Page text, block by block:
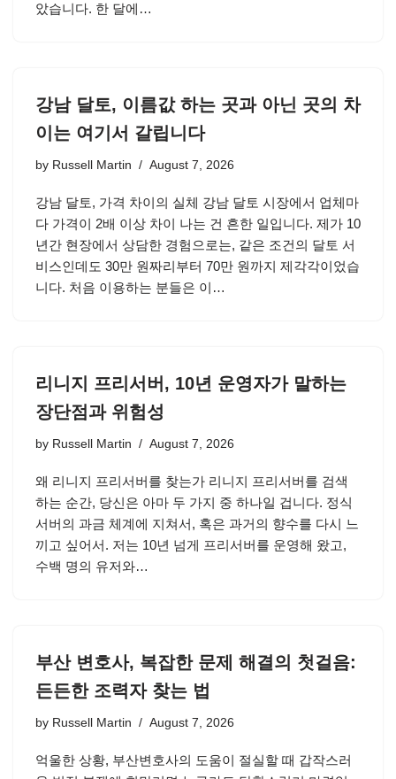
았습니다. 한 달에…
강남 달토, 이름값 하는 곳과 아닌 곳의 차
이는 여기서 갈립니다
by Russell Martin August 7, 2026
강남 달토, 가격 차이의 실체 강남 달토 시장에서 업체마
다 가격이 2배 이상 차이 나는 건 흔한 일입니다. 제가 10
년간 현장에서 상담한 경험으로는, 같은 조건의 달토 서
비스인데도 30만 원짜리부터 70만 원까지 제각각이었습
니다. 처음 이용하는 분들은 이…
리니지 프리서버, 10년 운영자가 말하는
장단점과 위험성
by Russell Martin August 7, 2026
왜 리니지 프리서버를 찾는가 리니지 프리서버를 검색
하는 순간, 당신은 아마 두 가지 중 하나일 겁니다. 정식
서버의 과금 체계에 지쳐서, 혹은 과거의 향수를 다시 느
끼고 싶어서. 저는 10년 넘게 프리서버를 운영해 왔고,
수백 명의 유저와…
부산 변호사, 복잡한 문제 해결의 첫걸음:
든든한 조력자 찾는 법
by Russell Martin August 7, 2026
억울한 상황, 부산변호사의 도움이 절실할 때 갑작스러